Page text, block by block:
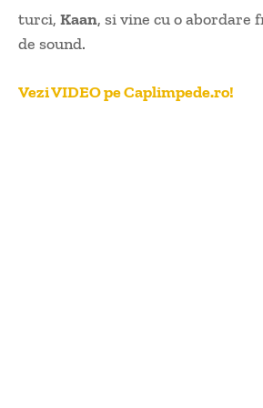
turci, Kaan, si vine cu o abordare
de sound.
Vezi VIDEO pe Caplimpede.ro!